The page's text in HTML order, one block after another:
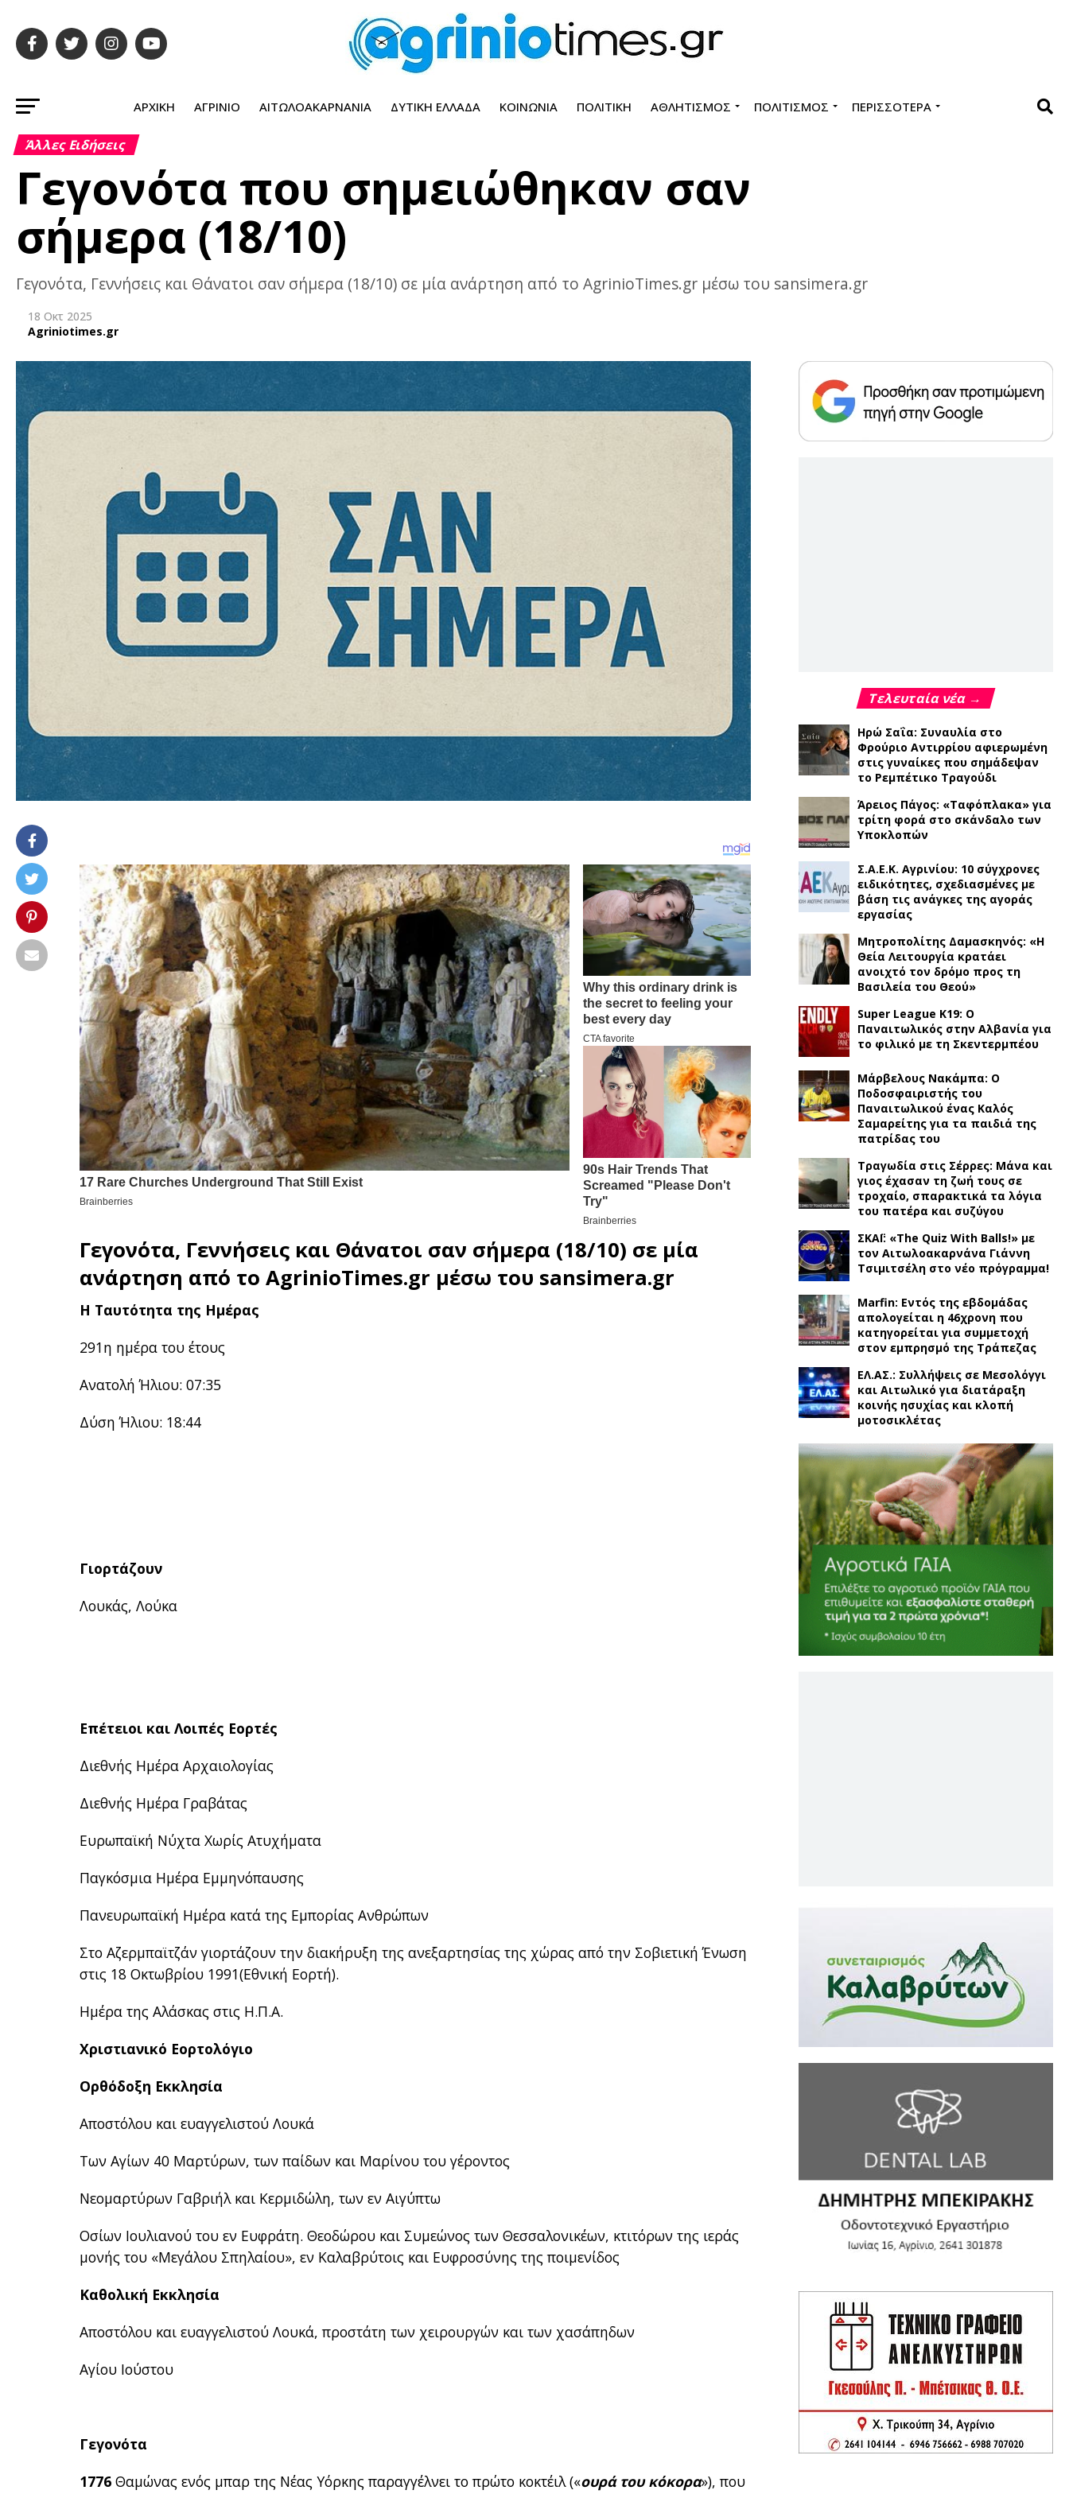
ΑΡΧΙΚΉ ΑΓΡΊΝΙΟ ΑΙΤΩΛΟΑΚΑΡΝΑΝΊΑ ΔΥΤΙΚΉ ΕΛΛΆΔΑ ΚΟΙΝΩΝΊΑ ΠΟΛΙΤΙΚΉ ΑΘΛΗΤΙΣΜΌΣ ΠΟΛΙΤΙΣΜΌΣ ΠΕΡΙΣΣΌΤΕΡΑ
Άλλες Ειδήσεις
Γεγονότα που σημειώθηκαν σαν
σήμερα (18/10)
Γεγονότα, Γεννήσεις και Θάνατοι σαν σήμερα (18/10) σε μία ανάρτηση από το AgrinioTimes.gr μέσω του sansimera.gr
18 Οκτ 2025
Agriniotimes.gr
Γεγονότα, Γεννήσεις και Θάνατοι σαν σήμερα (18/10) σε μία
ανάρτηση από τοAgrinioTimes.gr μέσω του sansimera.gr
Η Ταυτότητα της Ημέρας
291η ημέρα του έτους
Ανατολή Ήλιου: 07:35
Δύση Ήλιου: 18:44
Γιορτάζουν
Λουκάς, Λούκα
Επέτειοι και Λοιπές Εορτές
Διεθνής Ημέρα Αρχαιολογίας
Διεθνής Ημέρα Γραβάτας
Ευρωπαϊκή Νύχτα Χωρίς Ατυχήματα
Παγκόσμια Ημέρα Εμμηνόπαυσης
Πανευρωπαϊκή Ημέρα κατά της Εμπορίας Ανθρώπων
Στο Αζερμπαϊτζάν γιορτάζουν την διακήρυξη της ανεξαρτησίας της χώρας από την Σοβιετική Ένωση
στις 18 Οκτωβρίου 1991(Εθνική Εορτή).
Ημέρα της Αλάσκας στις Η.Π.Α.
Χριστιανικό Εορτολόγιο
Ορθόδοξη Εκκλησία
Αποστόλου και ευαγγελιστού Λουκά
Των Αγίων 40 Μαρτύρων, των παίδων και Μαρίνου του γέροντος
Νεομαρτύρων Γαβριήλ και Κερμιδώλη, των εν Αιγύπτω
Οσίων Ιουλιανού του εν Ευφράτη. Θεοδώρου και Συμεώνος των Θεσσαλονικέων, κτιτόρων της ιεράς
μονής του «Μεγάλου Σπηλαίου», εν Καλαβρύτοις και Ευφροσύνης της ποιμενίδος
Καθολική Εκκλησία
Αποστόλου και ευαγγελιστού Λουκά, προστάτη των χειρουργών και των χασάπηδων
Αγίου Ιούστου
Γεγονότα
1776 Θαμώνας ενός μπαρ της Νέας Υόρκης παραγγέλνει το πρώτο κοκτέιλ («ουρά του κόκορα»), που
Τελευταία νέα →
Ηρώ Σαΐα: Συναυλία στο
Φρούριο Αντιρρίου αφιερωμένη
στις γυναίκες που σημάδεψαν
το Ρεμπέτικο Τραγούδι
Άρειος Πάγος: «Ταφόπλακα» για
τρίτη φορά στο σκάνδαλο των
Υποκλοπών
Σ.Α.Ε.Κ. Αγρινίου: 10 σύγχρονες
ειδικότητες, σχεδιασμένες με
βάση τις ανάγκες της αγοράς
εργασίας
Μητροπολίτης Δαμασκηνός: «Η
Θεία Λειτουργία κρατάει
ανοιχτό τον δρόμο προς τη
Βασιλεία του Θεού»
Super League K19: Ο
Παναιτωλικός στην Αλβανία για
το φιλικό με τη Σκεντερμπέου
Μάρβελους Νακάμπα: Ο
Ποδοσφαιριστής του
Παναιτωλικού ένας Καλός
Σαμαρείτης για τα παιδιά της
πατρίδας του
Τραγωδία στις Σέρρες: Μάνα και
γιος έχασαν τη ζωή τους σε
τροχαίο, σπαρακτικά τα λόγια
του πατέρα και συζύγου
ΣΚΑΪ: «The Quiz With Balls!» με
τον Αιτωλοακαρνάνα Γιάννη
Τσιμιτσέλη στο νέο πρόγραμμα!
Marfin: Εντός της εβδομάδας
απολογείται η 46χρονη που
κατηγορείται για συμμετοχή
στον εμπρησμό της Τράπεζας
ΕΛ.ΑΣ.: Συλλήψεις σε Μεσολόγγι
και Αιτωλικό για διατάραξη
κοινής ησυχίας και κλοπή
μοτοσικλέτας